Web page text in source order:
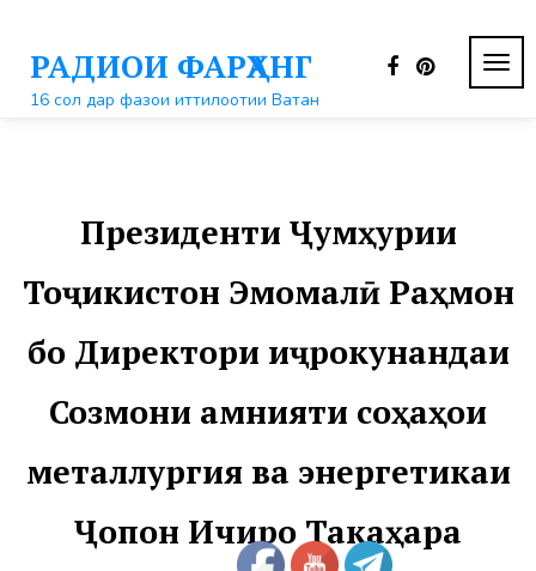
контентуРАДИОИ ФАРҲАНГ
16 сол дар фазои иттилоотии Ватан
Президенти Ҷумҳурии
Тоҷикистон Эмомалӣ Раҳмон
бо Директори иҷрокунандаи
Созмони амнияти соҳаҳои
металлургия ва энергетикаи
Ҷопон Ичиро Такаҳара